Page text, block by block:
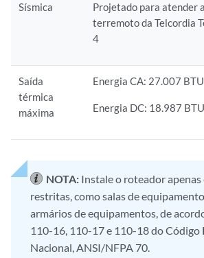
Sísmica
Projetado para atender
terremoto da Telcordia
4
Saída
térmica
máxima
Energia CA: 27.007
Energia DC: 18.987
NOTA: Instale o roteador apenas
restritas, como salas de
armários de equipamentos, de
110-16, 110-17 e 110-18 do Código
Nacional, ANSI/NFPA 70.